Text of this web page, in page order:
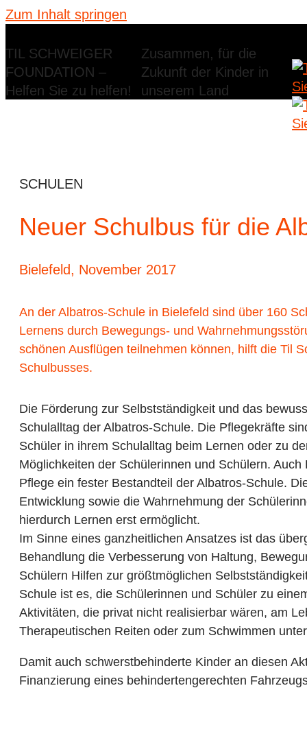
Zum Inhalt springen
TIL SCHWEIGER
FOUNDATION –
Helfen Sie zu helfen!
Zusammen, für die
Zukunft der Kinder in
unserem Land
SCHULEN
Neuer Schulbus für die
Bielefeld, November 2017
An der Albatros-Schule in Bielefeld sind über 160
Lernens durch Bewegungs- und
schönen Ausflügen teilnehmen können, hilft die Til
Schulbusses.
Die Förderung zur Selbstständigkeit und das
Schulalltag der Albatros-Schule. Die Pflegekräfte
Schüler in ihrem Schulalltag beim Lernen oder zu
Möglichkeiten der Schülerinnen und Schülern.
Pflege ein fester Bestandteil der Albatros-Schule.
Entwicklung sowie die Wahrnehmung der
hierdurch Lernen erst ermöglicht.
Im Sinne eines ganzheitlichen Ansatzes ist das
Behandlung die Verbesserung von Haltung,
Schülern Hilfen zur größtmöglichen
Schule ist es, die Schülerinnen und Schüler zu
Aktivitäten, die privat nicht realisierbar wären, am
Therapeutischen Reiten oder zum Schwimmen
Damit auch schwerstbehinderte Kinder an diesen
Finanzierung eines behindertengerechten